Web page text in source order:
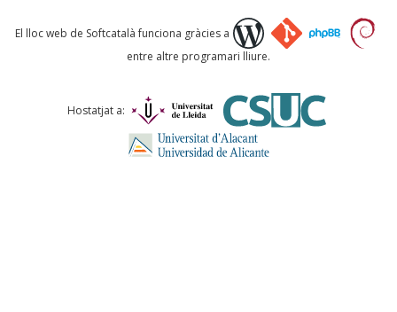
Què proposeu?
Comentari *
El lloc web de Softcatalà funciona gràcies a
entre altre programari lliure.
Hostatjat a: